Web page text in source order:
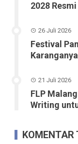
2028
26 Juli 2026
Festival
21 Juli 2026
FLP
Writing
KOMENTAR